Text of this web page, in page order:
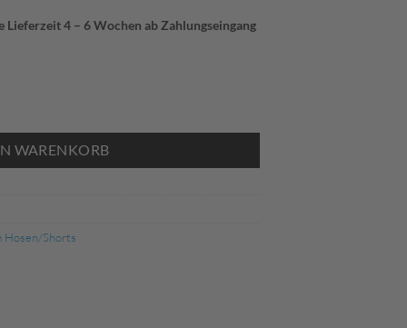
4 – 6 Wochen ab Zahlungseingang
WARENKORB
Hosen/Shorts